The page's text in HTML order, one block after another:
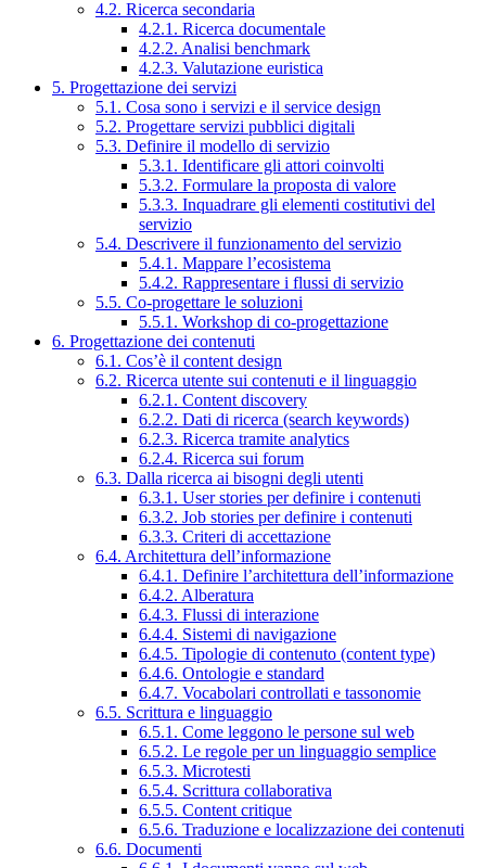
4.2. Ricerca secondaria
4.2.1. Ricerca documentale
4.2.2. Analisi benchmark
4.2.3. Valutazione euristica
5. Progettazione dei servizi
5.1. Cosa sono i servizi e il service design
5.2. Progettare servizi pubblici digitali
5.3. Definire il modello di servizio
5.3.1. Identificare gli attori coinvolti
5.3.2. Formulare la proposta di valore
5.3.3. Inquadrare gli elementi costitutivi del
servizio
5.4. Descrivere il funzionamento del servizio
5.4.1. Mappare l’ecosistema
5.4.2. Rappresentare i flussi di servizio
5.5. Co-progettare le soluzioni
5.5.1. Workshop di co-progettazione
6. Progettazione dei contenuti
6.1. Cos’è il content design
6.2. Ricerca utente sui contenuti e il linguaggio
6.2.1. Content discovery
6.2.2. Dati di ricerca (search keywords)
6.2.3. Ricerca tramite analytics
6.2.4. Ricerca sui forum
6.3. Dalla ricerca ai bisogni degli utenti
6.3.1. User stories per definire i contenuti
6.3.2. Job stories per definire i contenuti
6.3.3. Criteri di accettazione
6.4. Architettura dell’informazione
6.4.1. Definire l’architettura dell’informazione
6.4.2. Alberatura
6.4.3. Flussi di interazione
6.4.4. Sistemi di navigazione
6.4.5. Tipologie di contenuto (content type)
6.4.6. Ontologie e standard
6.4.7. Vocabolari controllati e tassonomie
6.5. Scrittura e linguaggio
6.5.1. Come leggono le persone sul web
6.5.2. Le regole per un linguaggio semplice
6.5.3. Microtesti
6.5.4. Scrittura collaborativa
6.5.5. Content critique
6.5.6. Traduzione e localizzazione dei contenuti
6.6. Documenti